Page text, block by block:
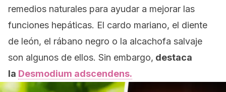
remedios naturales para ayudar a mejorar las
funciones hepáticas. El cardo mariano, el diente
de león, el rábano negro o la alcachofa salvaje
son algunos de ellos. Sin embargo, destaca
la Desmodium adscendens.